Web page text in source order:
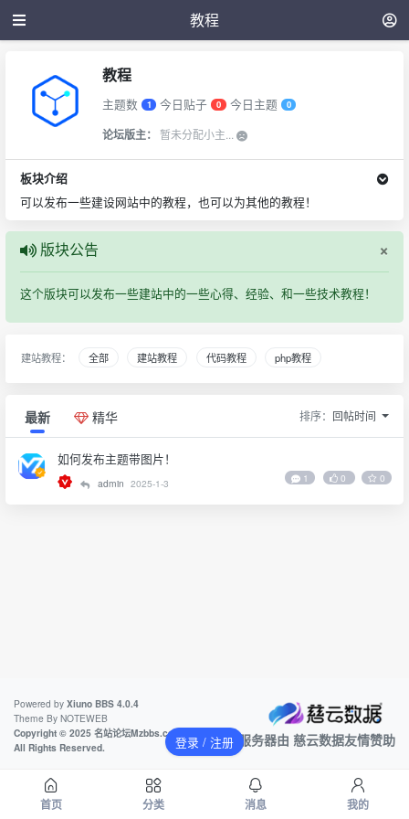
教程
教程
主题数 1 今日贴子 0 今日主题 0
论坛版主： 暂未分配小主...
板块介绍
可以发布一些建设网站中的教程，也可以为其他的教程！
×
版块公告
这个版块可以发布一些建站中的一些心得、经验、和一些技术教程！
建站教程： 全部 建站教程 代码教程 php教程
最新 精华 排序： 回帖时间
如何发布主题带图片！
admin 2025-1-3 1 0 0
Powered by Xiuno BBS 4.0.4
Theme By NOTEWEB
Copyright © 2025 名站论坛Mzbbs.com
All Rights Reserved.
本站服务器由 慈云数据友情赞助
首页 分类 消息 我的
登录 / 注册